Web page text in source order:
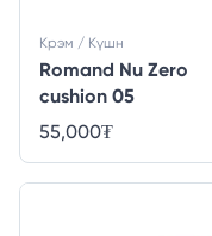
Romand Nu Zero
cushion 05
Крэм / Күшн
55,000₮